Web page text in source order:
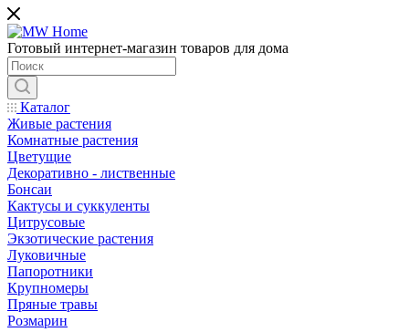
Готовый интернет-магазин товаров для дома
Каталог
Живые растения
Комнатные растения
Цветущие
Декоративно - лиственные
Бонсаи
Кактусы и суккуленты
Цитрусовые
Экзотические растения
Луковичные
Папоротники
Крупномеры
Пряные травы
Розмарин